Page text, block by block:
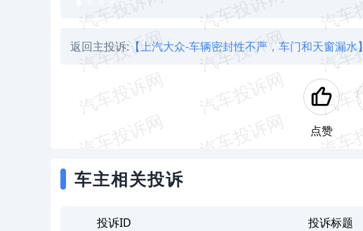
返回主投诉: 【上汽大众-车辆密封性不严，车门和天窗漏水】
点赞
车主相关投诉
投诉ID 投诉标题